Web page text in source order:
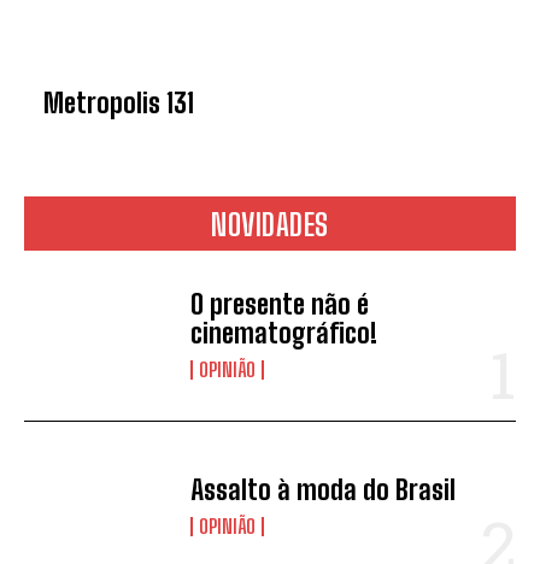
Metropolis 131
NOVIDADES
O presente não é
cinematográfico!
OPINIÃO
Assalto à moda do Brasil
OPINIÃO